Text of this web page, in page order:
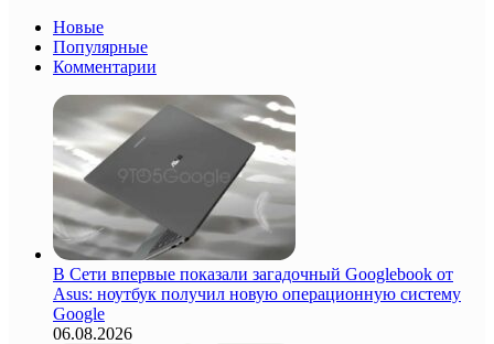
Новые
Популярные
Комментарии
В Сети впервые показали загадочный Googlebook от
Asus: ноутбук получил новую операционную систему
Google
06.08.2026